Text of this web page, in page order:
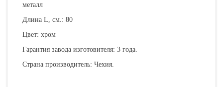
металл
Длина L, см.: 80
Цвет: хром
Гарантия завода изготовителя: 3 года.
Страна производитель: Чехия.